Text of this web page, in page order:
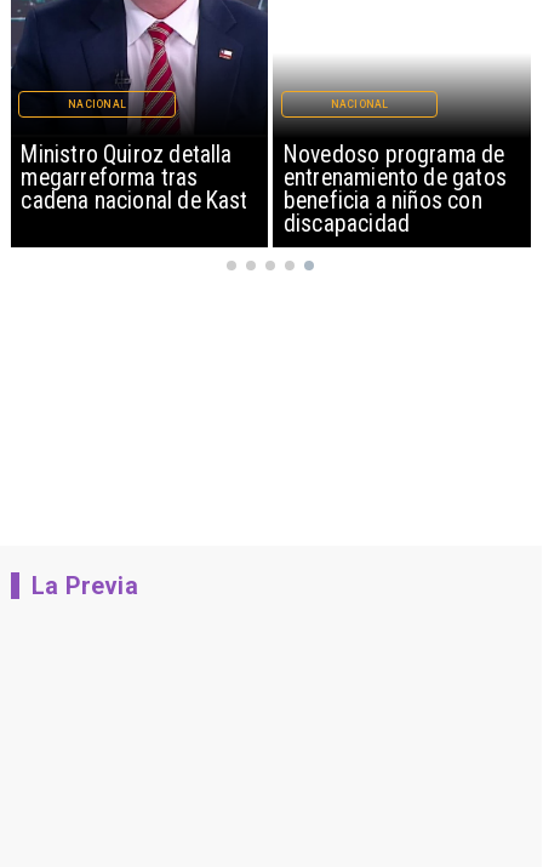
Ministro Quiroz detalla
megarreforma tras
cadena nacional de Kast
NACIONAL
Novedoso programa de
entrenamiento de gatos
beneficia a niños con
discapacidad
NACIONAL
La Previa